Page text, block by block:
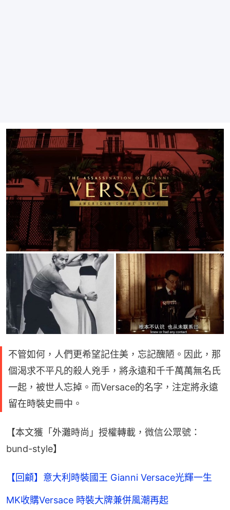
不管如何，人們更希望記住美，忘記醜陋。因此，那
個渴求不平凡的殺人兇手，將永遠和千千萬萬無名氏
一起，被世人忘掉。而Versace的名字，注定將永遠
留在時裝史冊中。
【本文獲「外灘時尚」授權轉載，微信公眾號：
bund-style】
【回顧】意大利時裝國王 Gianni Versace光輝一生
MK收購Versace 時裝大牌兼併風潮再起